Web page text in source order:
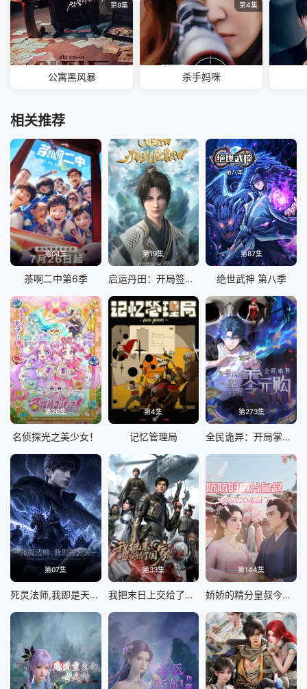
第9集
公寓黑风暴
第4集
杀手妈咪
相关推荐
第04集
茶啊二中第6季
第19集
启运丹田：开局签到至尊丹田
第87集
绝世武神 第八季
第26集
名侦探光之美少女！
第4集
记忆管理局
第273集
全民诡异：开局掌握零元购
第07集
死灵法师,我即是天灾(2026)
第33集
我把末日上交给了国家
第144集
娇娇的精分皇叔今天又吃醋了